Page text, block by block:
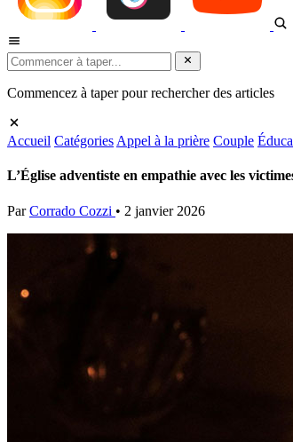
Commencez à taper pour rechercher des articles
Accueil Catégories Appel à la prière Couple
L’Église adventiste en empathie avec les
Par Corrado Cozzi • 2 janvier 2026